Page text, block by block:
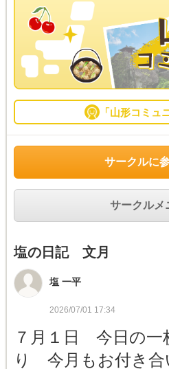
「山形コミュ
サークルに
サークルメ
塩の日記 文月
塩 一平
2026/07/01 17:34
７月１日 今日の
り 今月もお付き合